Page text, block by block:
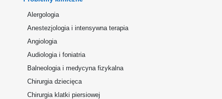
Alergologia
Anestezjologia i intensywna terapia
Angiologia
Audiologia i foniatria
Balneologia i medycyna fizykalna
Chirurgia dziecięca
Chirurgia klatki piersiowej